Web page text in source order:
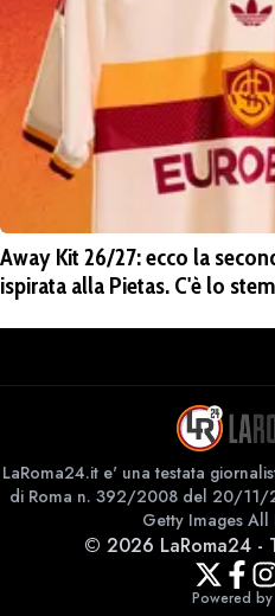
Away Kit 26/27: ecco la
ispirata alla Pietas. C'è lo
LaRoma24.it e' una testata
di Roma n. 392/2008 del 20/11/
Getty Images All
© 2026 LaRoma24-
Powered